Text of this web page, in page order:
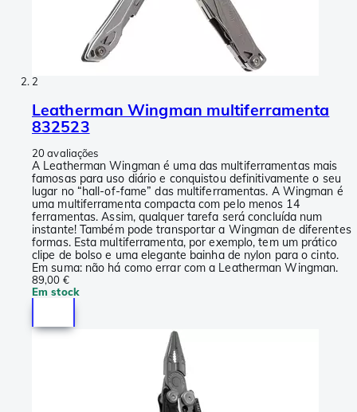
2
Leatherman Wingman multiferramenta
832523
20 avaliações
A Leatherman Wingman é uma das multiferramentas mais
famosas para uso diário e conquistou definitivamente o seu
lugar no “hall-of-fame” das multiferramentas. A Wingman é
uma multiferramenta compacta com pelo menos 14
ferramentas. Assim, qualquer tarefa será concluída num
instante! Também pode transportar a Wingman de diferentes
formas. Esta multiferramenta, por exemplo, tem um prático
clipe de bolso e uma elegante bainha de nylon para o cinto.
Em suma: não há como errar com a Leatherman Wingman.
89,00 €
Em stock